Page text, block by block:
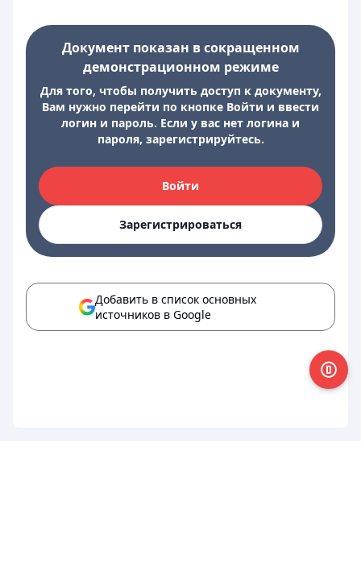
Документ показан в сокращенном
демонстрационном режиме
Для того, чтобы получить доступ к документу,
Вам нужно перейти по кнопке Войти и ввести
логин и пароль. Если у вас нет логина и
пароля, зарегистрируйтесь.
Войти
Зарегистрироваться
Добавить в список основных
источников в Google